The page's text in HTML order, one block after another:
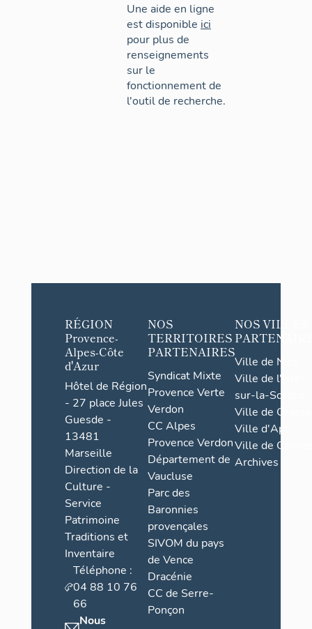
Une aide en ligne
est disponible ici
pour plus de
renseignements
sur le
fonctionnement de
l'outil de recherche.
RÉGION
Provence-
Alpes-Côte
d'Azur
Hôtel de Région
- 27 place Jules
Guesde -
13481
Marseille
Direction de la
Culture -
Service
Patrimoine
Traditions et
Inventaire
Téléphone :
04 88 10 76
66
Nous
NOS
TERRITOIRES
PARTENAIRES
Syndicat Mixte
Provence Verte
Verdon
CC Alpes
Provence Verdon
Département de
Vaucluse
Parc des
Baronnies
provençales
SIVOM du pays
de Vence
Dracénie
CC de Serre-
Ponçon
NOS VILLES
Ville de Nice
Ville de l'Isle-
sur-la-Sorgue
Ville de Grasse
Ville d'Apt
Ville de
Archives